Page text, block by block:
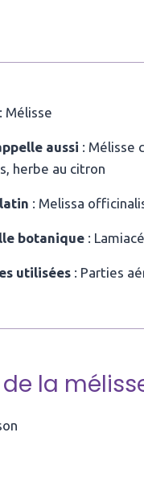
: Mélisse
aussi : Mélisse
herbe au citron
: Melissa
botanique :
utilisées : Parties
la